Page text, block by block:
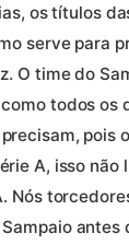
os títulos
serve para
O time do
todos os
pois
A, isso não
Nós
antes